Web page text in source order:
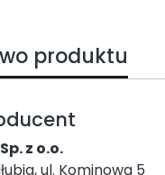
produktu
z o.o.
ul. Kominowa 5